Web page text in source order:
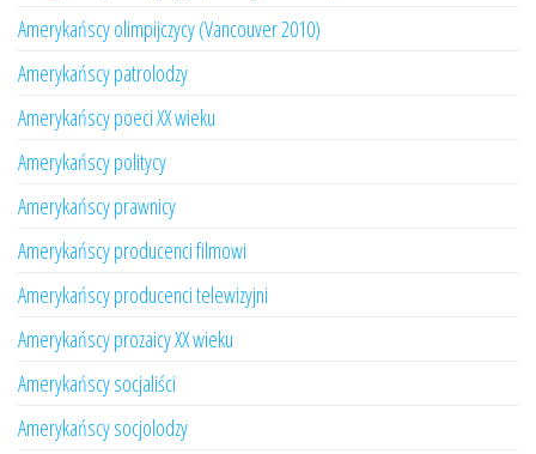
Amerykańscy olimpijczycy (Vancouver 2010)
Amerykańscy patrolodzy
Amerykańscy poeci XX wieku
Amerykańscy politycy
Amerykańscy prawnicy
Amerykańscy producenci filmowi
Amerykańscy producenci telewizyjni
Amerykańscy prozaicy XX wieku
Amerykańscy socjaliści
Amerykańscy socjolodzy